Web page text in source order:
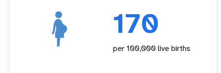
170
per 100,000 live births